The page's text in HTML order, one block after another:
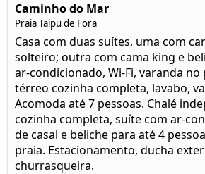
Caminho do Mar
Praia Taipu de Fora
Casa com duas suítes, uma com
solteiro; outra com cama king e
ar-condicionado, Wi-Fi, varanda no
térreo cozinha completa, lavabo,
Acomoda até 7 pessoas. Chalé
cozinha completa, suíte com ar-
de casal e beliche para até 4
praia. Estacionamento, ducha
churrasqueira.